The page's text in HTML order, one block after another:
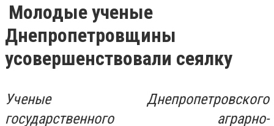
Молодые ученые
Днепропетровщины
усовершенствовали сеялку
Ученые Днепропетровского
государственного аграрно-